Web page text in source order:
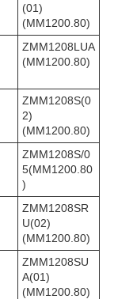
(01)
(MM1200.80)
ZMM1208LUA
(MM1200.80)
ZMM1208S(0
2)
(MM1200.80)
ZMM1208S/0
5(MM1200.80
)
ZMM1208SR
U(02)
(MM1200.80)
ZMM1208SU
A(01)
(MM1200.80)